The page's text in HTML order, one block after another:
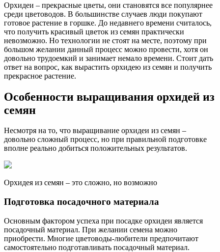
семян
дома:
подготовка,
проращивание,
уход
Орхидеи – прекрасные цветы, они становятся все популярнее
среди цветоводов. В большинстве случаев люди покупают
готовое растение в горшке. До недавнего времени считалось,
что получить красивый цветок из семян практически
невозможно. Но технологии не стоят на месте, поэтому при
большом желании данный процесс можно провести, хотя он
довольно трудоемкий и занимает немало времени. Стоит дать
ответ на вопрос, как вырастить орхидею из семян и получить
прекрасное растение.
Особенности выращивания орхидей из
семян
Несмотря на то, что выращивание орхидеи из семян –
довольно сложный процесс, но при правильной подготовке
вполне реально добиться положительных результатов.
Орхидея из семян – это сложно, но возможно
Подготовка посадочного материала
Основным фактором успеха при посадке орхидеи является
посадочный материал. При желании семена можно
приобрести. Многие цветоводы-любители предпочитают
самостоятельно подготавливать посадочный материал.